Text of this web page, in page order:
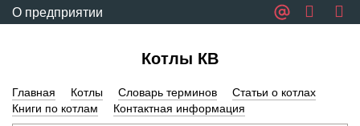
О предприятии
Котлы КВ
Главная Котлы Словарь терминов
Статьи о котлах
Книги по котлам
Контактная информация